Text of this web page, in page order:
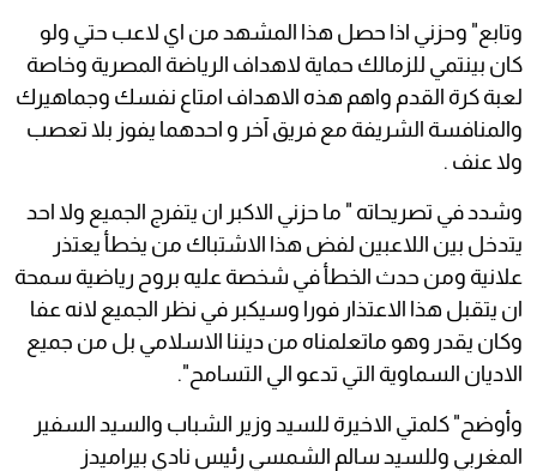
وتابع" وحزني اذا حصل هذا المشهد من اي لاعب حتي ولو
كان بينتمي للزمالك حماية لاهداف الرياضة المصرية وخاصة
لعبة كرة القدم واهم هذه الاهداف امتاع نفسك وجماهيرك
والمنافسة الشريفة مع فريق آخر و احدهما يفوز بلا تعصب
ولا عنف .
وشدد في تصريحاته " ما حزني الاكبر ان يتفرج الجميع ولا احد
يتدخل بين اللاعبين لفض هذا الاشتباك من يخطأ يعتذر
علانية ومن حدث الخطأ في شخصة عليه بروح رياضية سمحة
ان يتقبل هذا الاعتذار فورا وسيكبر في نظر الجميع لانه عفا
وكان يقدر وهو ماتعلمناه من ديننا الاسلامي بل من جميع
الاديان السماوية التي تدعو الي التسامح".
وأوضح" كلمتي الاخيرة للسيد وزير الشباب والسيد السفير
المغربي وللسيد سالم الشمسي رئيس نادي بيراميدز